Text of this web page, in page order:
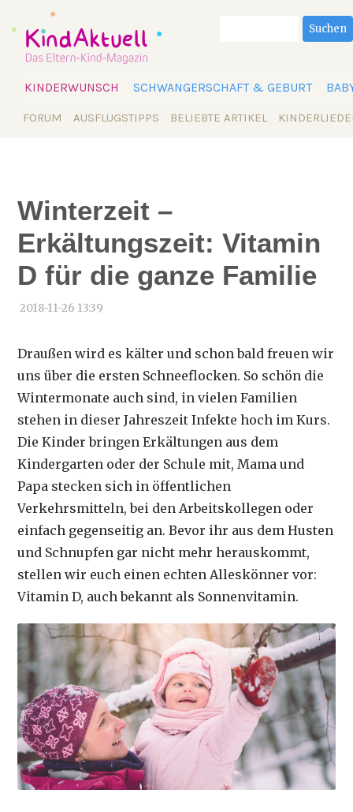
überspringen
KINDERWUNSCH SCHWANGERSCHAFT & GEBURT
Navigation
FORUM AUSFLUGSTIPPS BELIEBTE ARTIKEL
Suchen
Winterzeit –
Erkältungszeit: Vitamin
D für die ganze Familie
2018-11-26 13:39
Draußen wird es kälter und schon bald freuen wir
uns über die ersten Schneeflocken. So schön die
Wintermonate auch sind, in vielen Familien
stehen in dieser Jahreszeit Infekte hoch im Kurs.
Die Kinder bringen Erkältungen aus dem
Kindergarten oder der Schule mit, Mama und
Papa stecken sich in öffentlichen
Verkehrsmitteln, bei den Arbeitskollegen oder
einfach gegenseitig an. Bevor ihr aus dem Husten
und Schnupfen gar nicht mehr herauskommt,
stellen wir euch einen echten Alleskönner vor:
Vitamin D, auch bekannt als Sonnenvitamin.